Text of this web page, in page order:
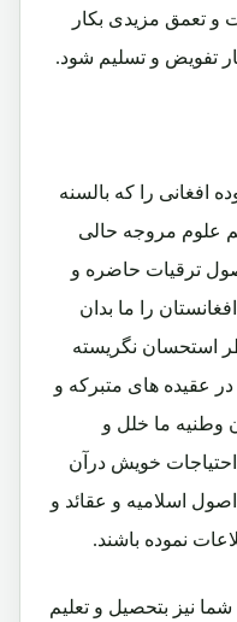
و تعمق مزیدی بکار
تفویض و تسلیم شود.
افغانی را که بالسنه
علوم مروجه حالی
ترقیات حاضره و
را ما بدان
استحسان نگریسته
عقیده های متبرکه و
وطنیه ما خلل و
احتیاجات خویش درآن
اسلامیه و عقائد و
نموده باشند.
نیز بتحصیل و تعلیم